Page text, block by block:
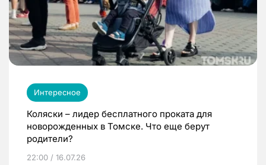
Интересное
Коляски – лидер бесплатного проката для
новорожденных в Томске. Что еще берут
родители?
22:00 / 16.07.26